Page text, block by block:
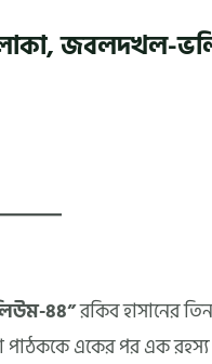
এলাকা, জবলদখল-
৪৪”রকিব হাসানের
পাঠককে একের পর এক